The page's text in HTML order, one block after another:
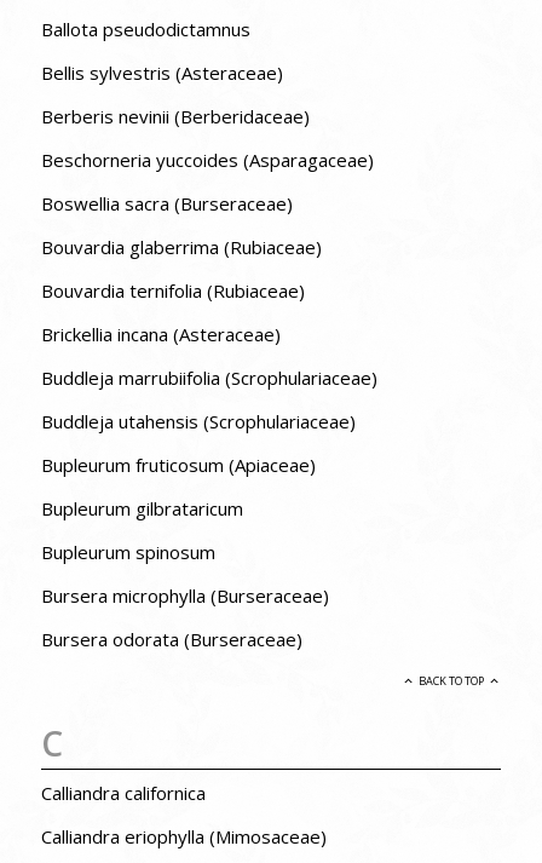
Ballota pseudodictamnus
Bellis sylvestris (Asteraceae)
Berberis nevinii (Berberidaceae)
Beschorneria yuccoides (Asparagaceae)
Boswellia sacra (Burseraceae)
Bouvardia glaberrima (Rubiaceae)
Bouvardia ternifolia (Rubiaceae)
Brickellia incana (Asteraceae)
Buddleja marrubiifolia (Scrophulariaceae)
Buddleja utahensis (Scrophulariaceae)
Bupleurum fruticosum (Apiaceae)
Bupleurum gilbrataricum
Bupleurum spinosum
Bursera microphylla (Burseraceae)
Bursera odorata (Burseraceae)
BACK TO TOP
C
Calliandra californica
Calliandra eriophylla (Mimosaceae)